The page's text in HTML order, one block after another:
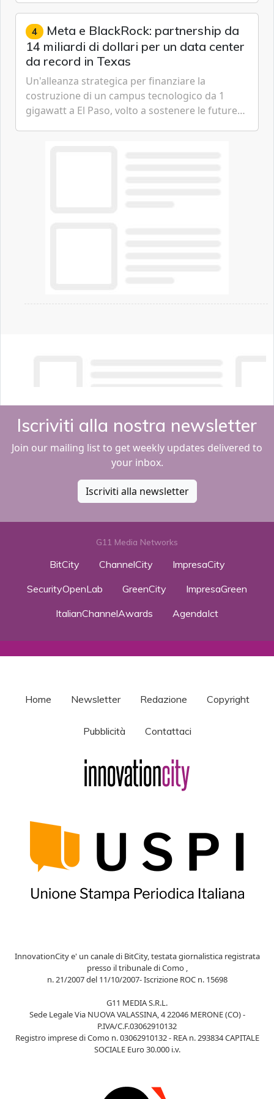
gestione continua del rischio.
4 Meta e BlackRock: partnership da
14 miliardi di dollari per un data center
da record in Texas
Un'alleanza strategica per finanziare la
costruzione di un campus tecnologico da 1
gigawatt a El Paso, volto a sostenere le future
Iscriviti alla nostra newsletter
Join our mailing list to get weekly updates delivered to
your inbox.
Iscriviti alla newsletter
G11 Media Networks
BitCity ChannelCity
ImpresaCity
SecurityOpenLab
GreenCity
ImpresaGreen
ItalianChannelAwards
AgendaIct
Home Newsletter Redazione Copyright
Pubblicità Contattaci
InnovationCity e' un canale di BitCity, testata giornalistica registrata
presso il tribunale di Como ,
n. 21/2007 del 11/10/2007- Iscrizione ROC n. 15698
G11 MEDIA S.R.L.
Sede Legale Via NUOVA VALASSINA, 4 22046 MERONE (CO) -
P.IVA/C.F.03062910132
Registro imprese di Como n. 03062910132 - REA n. 293834 CAPITALE
SOCIALE Euro 30.000 i.v.